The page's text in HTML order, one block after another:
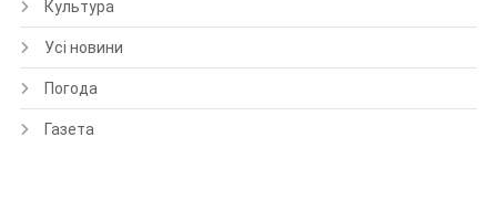
Культура
Усі новини
Погода
Газета